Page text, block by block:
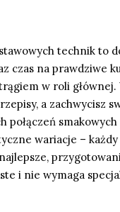
technik to
czas na prawdziwe
w roli
a zachwycisz
połączeń
wariacje –
i nie wymaga